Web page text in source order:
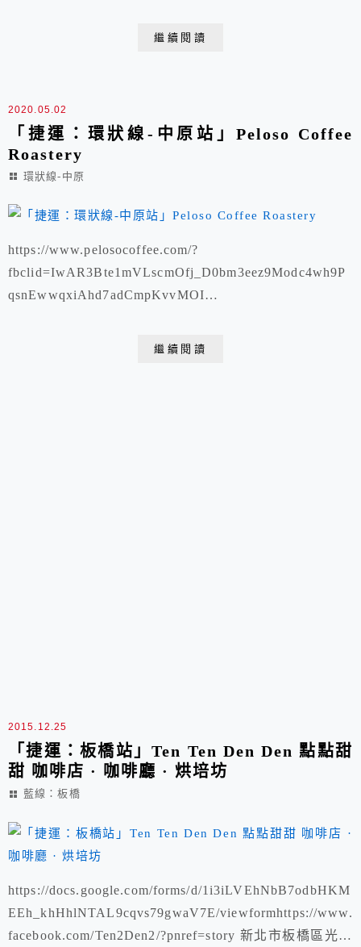
繼續閱讀
2020.05.02
「捷運：環狀線-中原站」Peloso Coffee
Roastery
環狀線-中原
https://www.pelosocoffee.com/?
fbclid=IwAR3Bte1mVLscmOfj_D0bm3eez9Modc4wh9P
qsnEwwqxiAhd7adCmpKvvMOI
繼續閱讀
2015.12.25
「捷運：板橋站」Ten Ten Den Den 點點甜
甜 咖啡店 · 咖啡廳 · 烘培坊
藍線：板橋
https://docs.google.com/forms/d/1i3iLVEhNbB7odbHKM
EEh_khHhlNTAL9cqvs79gwaV7E/viewformhttps://www.
facebook.com/Ten2Den2/?pnref=story 新北市板橋區光正